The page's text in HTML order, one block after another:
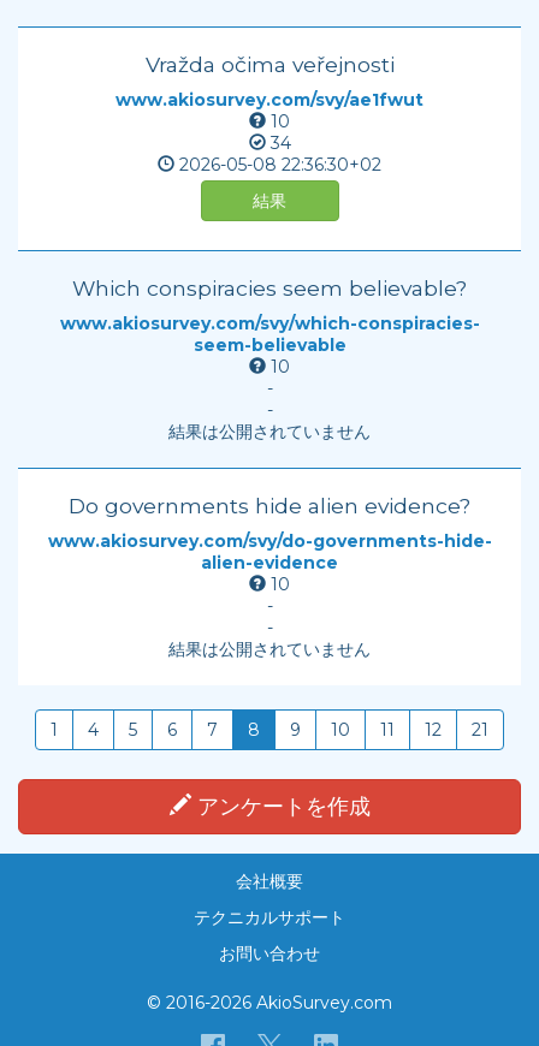
Vražda očima veřejnosti
www.akiosurvey.com/svy/ae1fwut
10
34
2026-05-08 22:36:30+02
結果
Which conspiracies seem believable?
www.akiosurvey.com/svy/which-conspiracies-
seem-believable
10
-
-
結果は公開されていません
Do governments hide alien evidence?
www.akiosurvey.com/svy/do-governments-hide-
alien-evidence
10
-
-
結果は公開されていません
1 4 5 6 7 8 9 10 11 12 21
アンケートを作成
会社概要
テクニカルサポート
お問い合わせ
© 2016-2026 AkioSurvey.com